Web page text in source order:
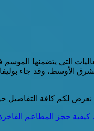
التي يتضمنها
الأوسط، وقد جاء
لكم كافة التفاصيل